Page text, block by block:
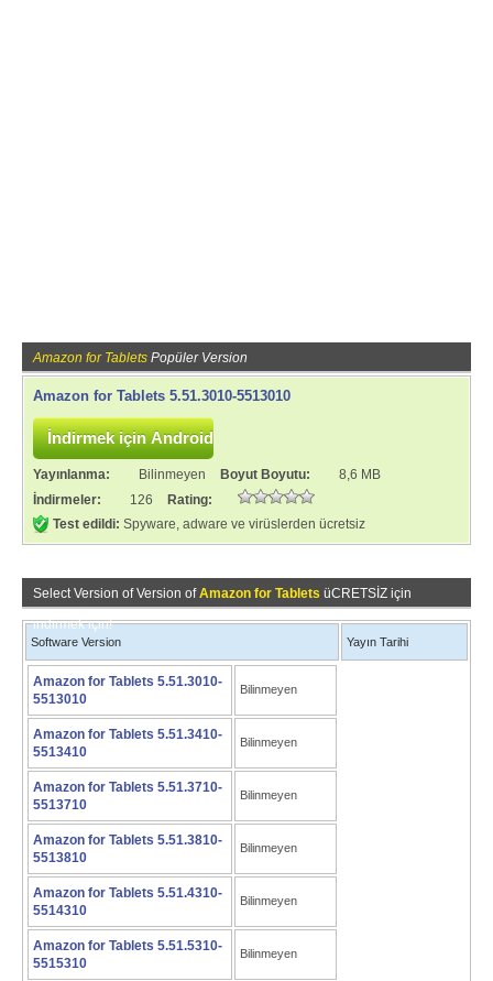
Amazon for Tablets Popüler Version
Amazon for Tablets 5.51.3010-5513010
Yayınlanma: Bilinmeyen Boyut Boyutu:
8,6 MB
İndirmeler:
126
Rating:
Test edildi: Spyware, adware ve virüslerden ücretsiz
Select Version of Version ofAmazon for Tablets üCRETSİZ için
indirmek için!
Software Version Yayın Tarihi
Amazon for Tablets 5.51.3010-
5513010
Bilinmeyen
Amazon for Tablets 5.51.3410-
5513410
Bilinmeyen
Amazon for Tablets 5.51.3710-
5513710
Bilinmeyen
Amazon for Tablets 5.51.3810-
5513810
Bilinmeyen
Amazon for Tablets 5.51.4310-
5514310
Bilinmeyen
Amazon for Tablets 5.51.5310-
5515310
Bilinmeyen